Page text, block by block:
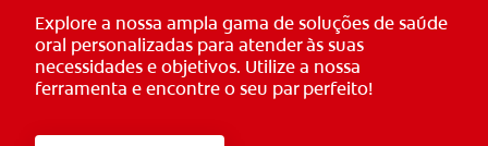
Explore a nossa ampla gama de soluções de saúde
oral personalizadas para atender às suas
necessidades e objetivos. Utilize a nossa
ferramenta e encontre o seu par perfeito!